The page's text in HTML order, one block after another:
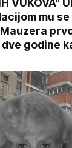
VUKOVA"
mu
godine